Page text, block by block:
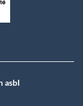
asbI